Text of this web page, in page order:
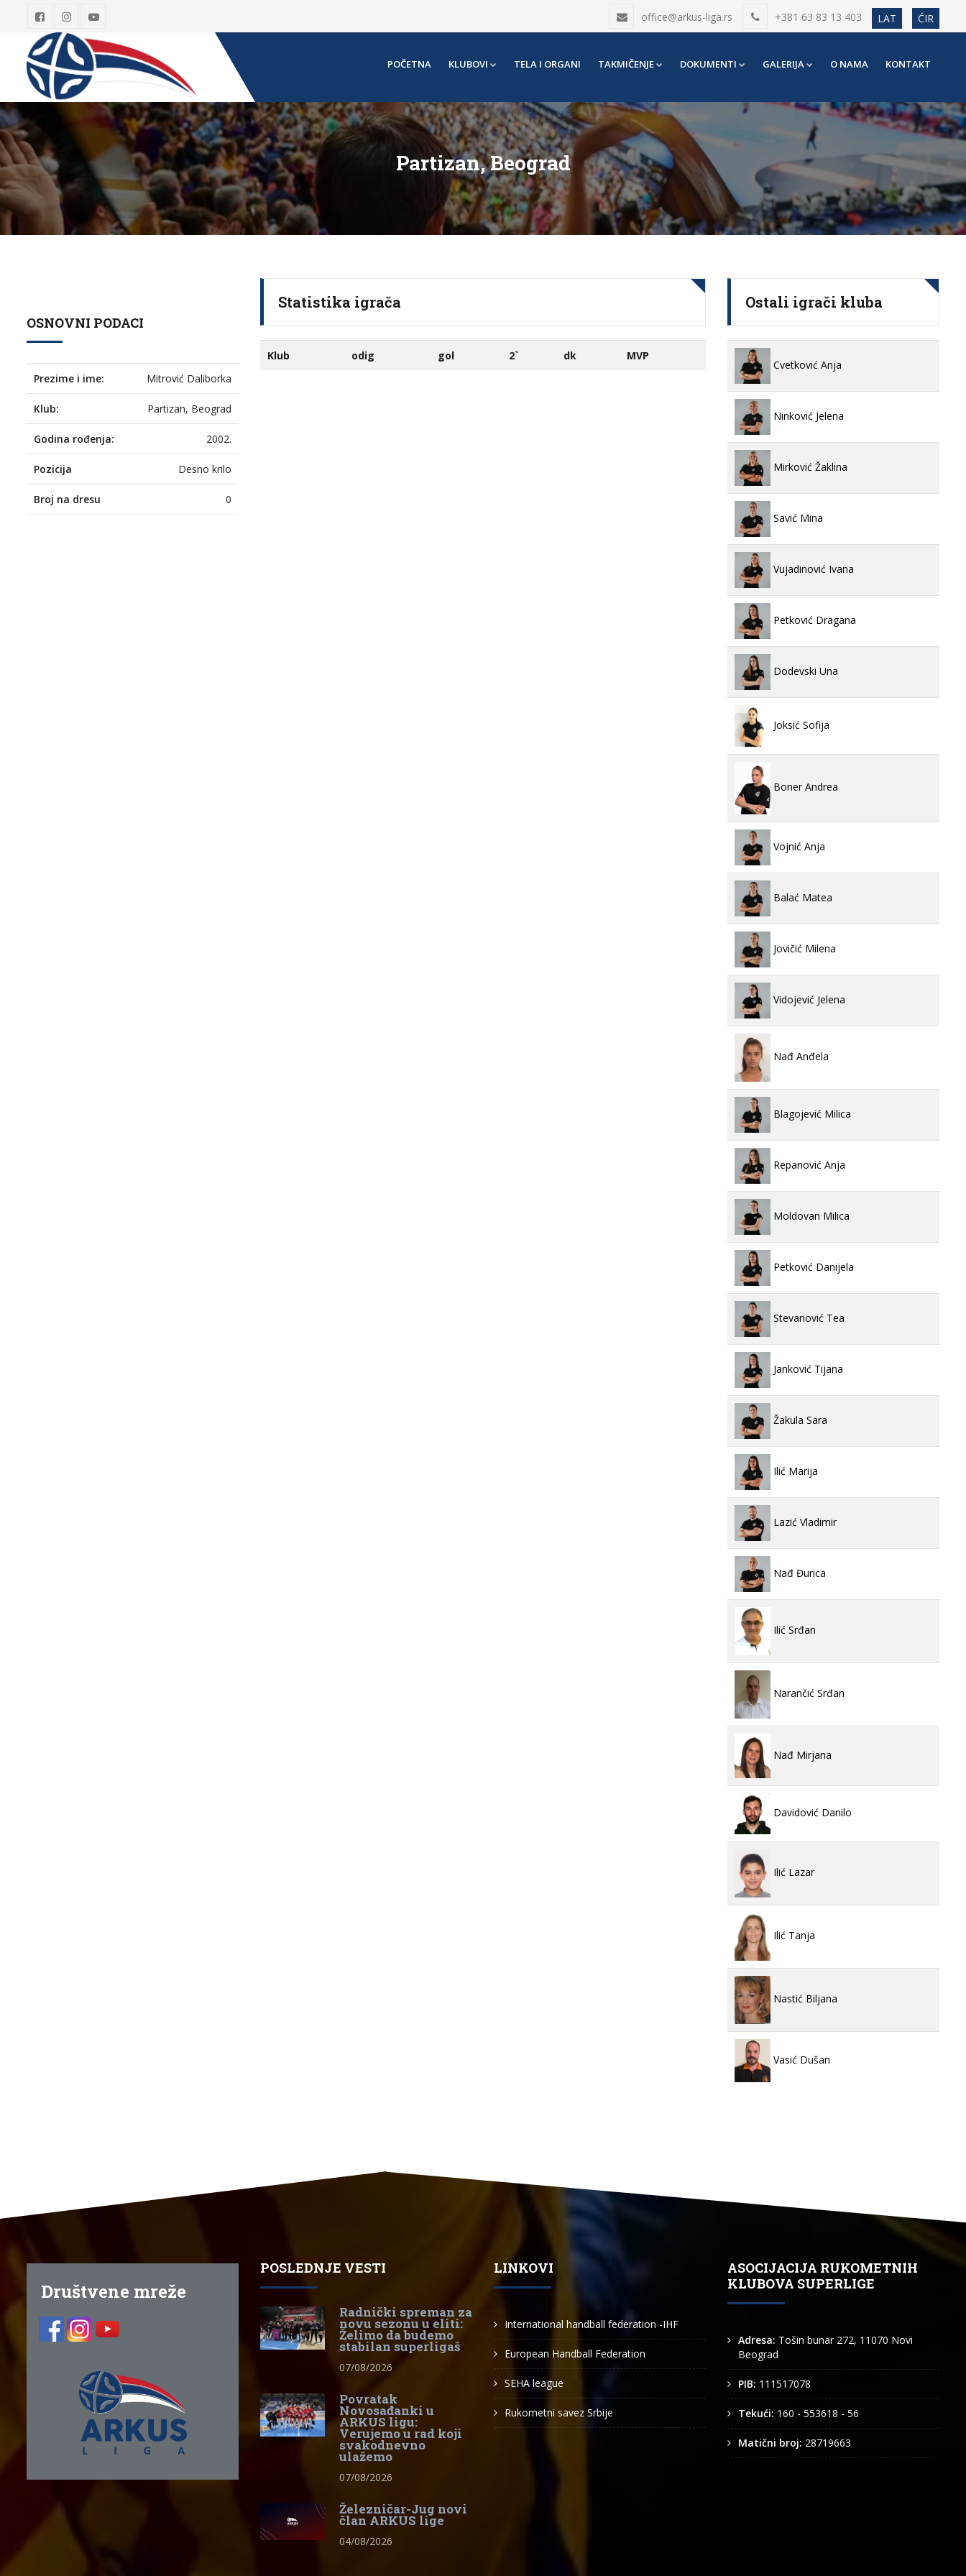
office@arkus-liga.rs +381 63 83 13 403 LAT ĆIR
POČETNA KLUBOVI TELA I ORGANI TAKMIČENJE DOKUMENTI GALERIJA O NAMA KONTAKT
Partizan, Beograd
OSNOVNI PODACI
Prezime i ime: Mitrović Daliborka
Klub: Partizan, Beograd
Godina rođenja: 2002.
Pozicija Desno krilo
Broj na dresu 0
Statistika igrača
Klub odig gol 2` dk MVP
Ostali igrači kluba
Cvetković Anja
Ninković Jelena
Mirković Žaklina
Savić Mina
Vujadinović Ivana
Petković Dragana
Dodevski Una
Joksić Sofija
Boner Andrea
Vojnić Anja
Balać Matea
Jovičić Milena
Vidojević Jelena
Nađ Anđela
Blagojević Milica
Repanović Anja
Moldovan Milica
Petković Danijela
Stevanović Tea
Janković Tijana
Žakula Sara
Ilić Marija
Lazić Vladimir
Nađ Đurica
Ilić Srđan
Narančić Srđan
Nađ Mirjana
Davidović Danilo
Ilić Lazar
Ilić Tanja
Nastić Biljana
Vasić Dušan
Društvene mreže
POSLEDNJE VESTI
Radnički spreman za
novu sezonu u eliti:
Želimo da budemo
stabilan superligaš
07/08/2026
Povratak
Novosađanki u
ARKUS ligu:
Verujemo u rad koji
svakodnevno
ulažemo
07/08/2026
Železničar-Jug novi
član ARKUS lige
04/08/2026
LINKOVI
International handball federation -IHF
European Handball Federation
SEHA league
Rukometni savez Srbije
ASOCIJACIJA RUKOMETNIH
KLUBOVA SUPERLIGE
Adresa: Tošin bunar 272, 11070 Novi
Beograd
PIB: 111517078
Tekući: 160 - 553618 - 56
Matični broj: 28719663